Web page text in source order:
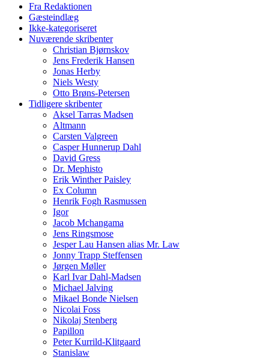
Fra Redaktionen
Gæsteindlæg
Ikke-kategoriseret
Nuværende skribenter
Christian Bjørnskov
Jens Frederik Hansen
Jonas Herby
Niels Westy
Otto Brøns-Petersen
Tidligere skribenter
Aksel Tarras Madsen
Altmann
Carsten Valgreen
Casper Hunnerup Dahl
David Gress
Dr. Mephisto
Erik Winther Paisley
Ex Column
Henrik Fogh Rasmussen
Igor
Jacob Mchangama
Jens Ringsmose
Jesper Lau Hansen alias Mr. Law
Jonny Trapp Steffensen
Jørgen Møller
Karl Ivar Dahl-Madsen
Michael Jalving
Mikael Bonde Nielsen
Nicolai Foss
Nikolaj Stenberg
Papillon
Peter Kurrild-Klitgaard
Stanislaw